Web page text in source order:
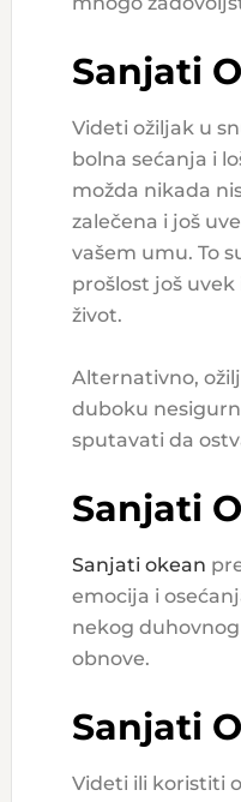
Sanjati
Videti ožiljak u
bolna sećanja i
možda nikada
zalečena i još
vašem umu. To
prošlost još
život.
Alternativno,
duboku
sputavati da
Sanjati
Sanjati okean
emocija i
nekog
obnove.
Sanjati
Videti ili koristiti